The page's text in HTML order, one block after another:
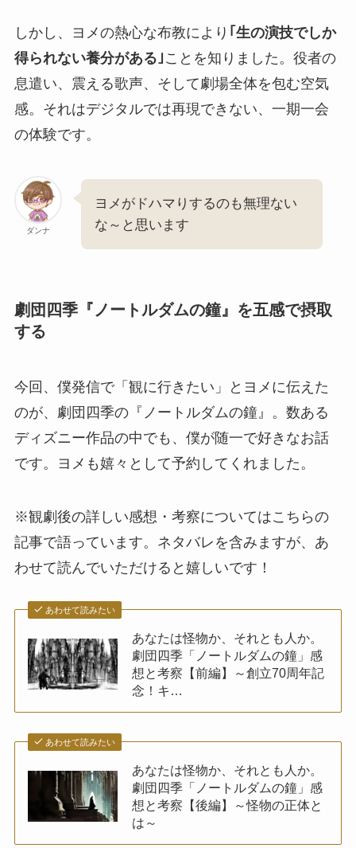
しかし、ヨメの熱心な布教により ｢生の演技でしか
得られない養分がある｣ ことを知りました。役者の
息遣い、震える歌声、そして劇場全体を包む空気
感。それはデジタルでは再現できない、一期一会
の体験です。
ダンナ
ヨメがドハマりするのも無理ない
な～と思います
劇団四季『ノートルダムの鐘』を五感で摂取
する
今回、僕発信で「観に行きたい」とヨメに伝えた
のが、劇団四季の『ノートルダムの鐘』。数ある
ディズニー作品の中でも、僕が随一で好きなお話
です。ヨメも嬉々として予約してくれました。
※観劇後の詳しい感想・考察についてはこちらの
記事で語っています。ネタバレを含みますが、あ
わせて読んでいただけると嬉しいです！
あわせて読みたい
あなたは怪物か、それとも人か。
劇団四季「ノートルダムの鐘」感
想と考察【前編】～創立70周年記
念！キ…
あわせて読みたい
あなたは怪物か、それとも人か。
劇団四季「ノートルダムの鐘」感
想と考察【後編】～怪物の正体と
は～